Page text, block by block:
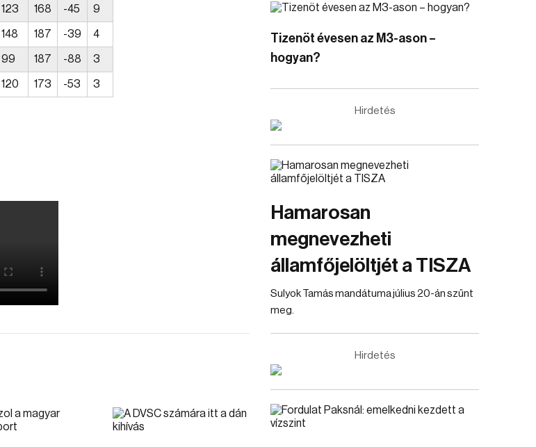
123 168 -45 9
148 187 -39 4
99 187 -88 3
120 173 -53 3
Tizenöt évesen az M3-ason –
hogyan?
Hirdetés
Hamarosan
megnevezheti
államfőjelöltjét a TISZA
Sulyok Tamás mandátuma július 20-án szűnt
meg.
Hirdetés